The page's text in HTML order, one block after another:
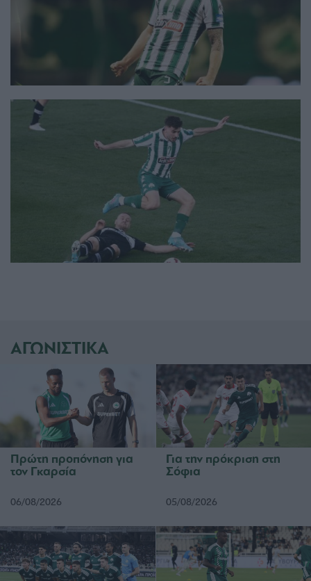
ΑΓΩΝΙΣΤΙΚΑ
Πρώτη προπόνηση για
τον Γκαρσία
06/08/2026
Για την πρόκριση στη
Σόφια
05/08/2026